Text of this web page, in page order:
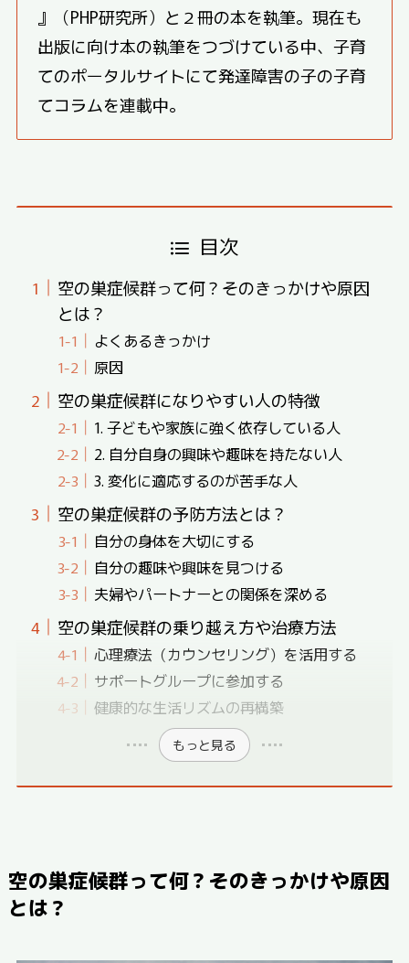
』（PHP研究所）と２冊の本を執筆。現在も
出版に向け本の執筆をつづけている中、子育
てのポータルサイトにて発達障害の子の子育
てコラムを連載中。
目次
空の巣症候群って何？そのきっかけや原因
とは？
よくあるきっかけ
原因
空の巣症候群になりやすい人の特徴
1. 子どもや家族に強く依存している人
2. 自分自身の興味や趣味を持たない人
3. 変化に適応するのが苦手な人
空の巣症候群の予防方法とは？
自分の身体を大切にする
自分の趣味や興味を見つける
夫婦やパートナーとの関係を深める
空の巣症候群の乗り越え方や治療方法
心理療法（カウンセリング）を活用する
サポートグループに参加する
健康的な生活リズムの再構築
もっと見る
空の巣症候群って何？そのきっかけや原因
とは？